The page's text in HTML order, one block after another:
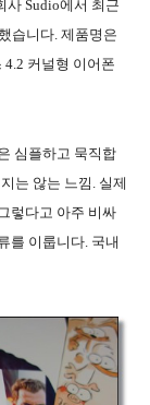
사 Sudio에서 최근
습니다. 제품명은
4.2 커널형 이어폰
심플하고 묵직합
는 않는 느낌. 실제
렇다고 아주 비싸
를 이룹니다. 국내